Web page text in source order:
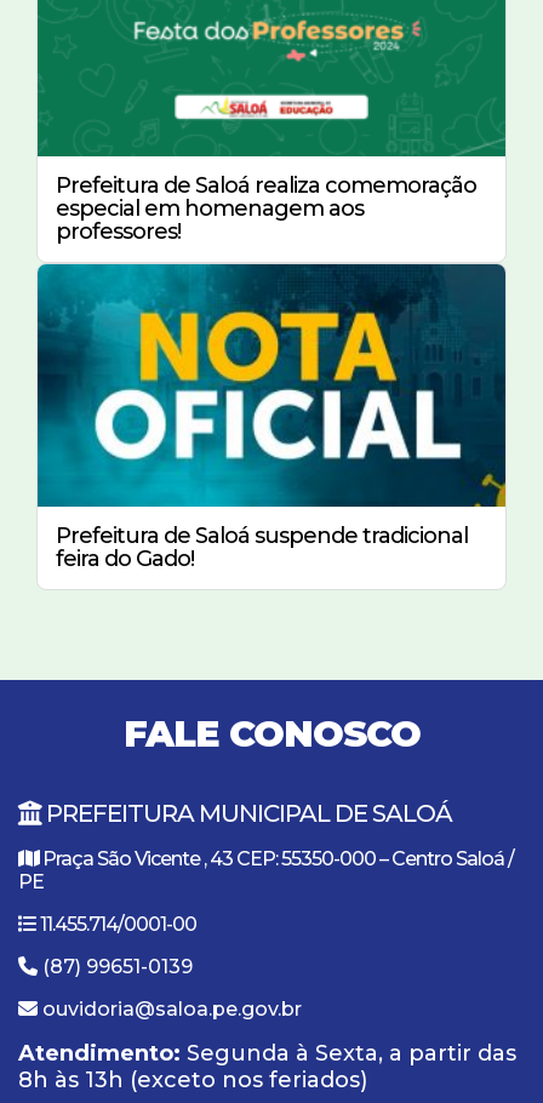
Prefeitura de Saloá realiza comemoração
especial em homenagem aos
professores!
Prefeitura de Saloá suspende tradicional
feira do Gado!
FALE CONOSCO
PREFEITURA MUNICIPAL DE SALOÁ
Praça São Vicente , 43 CEP: 55350-000 – Centro Saloá /
PE
11.455.714/0001-00
(87) 99651-0139
ouvidoria@saloa.pe.gov.br
Atendimento: Segunda à Sexta, a partir das
8h às 13h (exceto nos feriados)